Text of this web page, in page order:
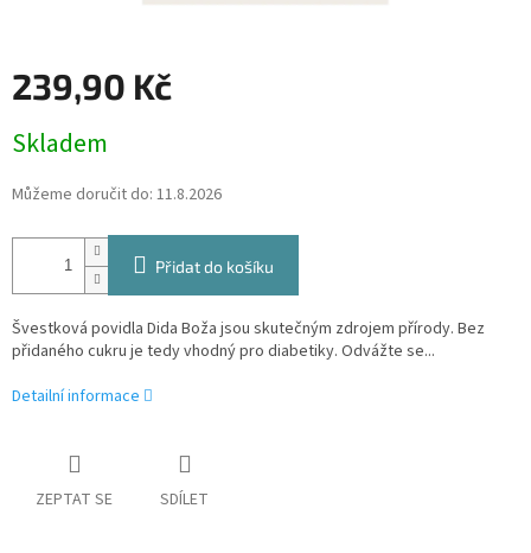
239,90 Kč
cena:
Skladem
Můžeme doručit do: 11.8.2026
Přidat do košíku
Švestková povidla Dida Boža jsou skutečným zdrojem přírody. Bez
přidaného cukru je tedy vhodný pro diabetiky. Odvážte se...
Detailní informace
ZEPTAT SE SDÍLET